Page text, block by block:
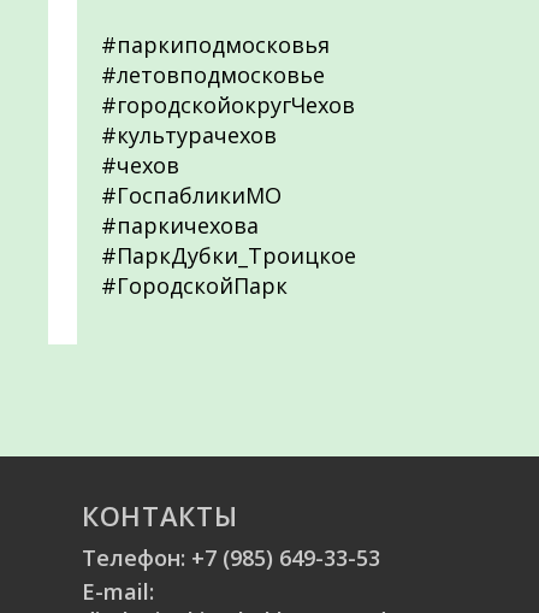
#паркиподмосковья
#летовподмосковье
#городскойокругЧехов
#культурачехов
#чехов
#ГоспабликиМО
#паркичехова
#ПаркДубки_Троицкое
#ГородскойПарк
КОНТАКТЫ
Телефон: +7 (985) 649-33-53
E-mail: